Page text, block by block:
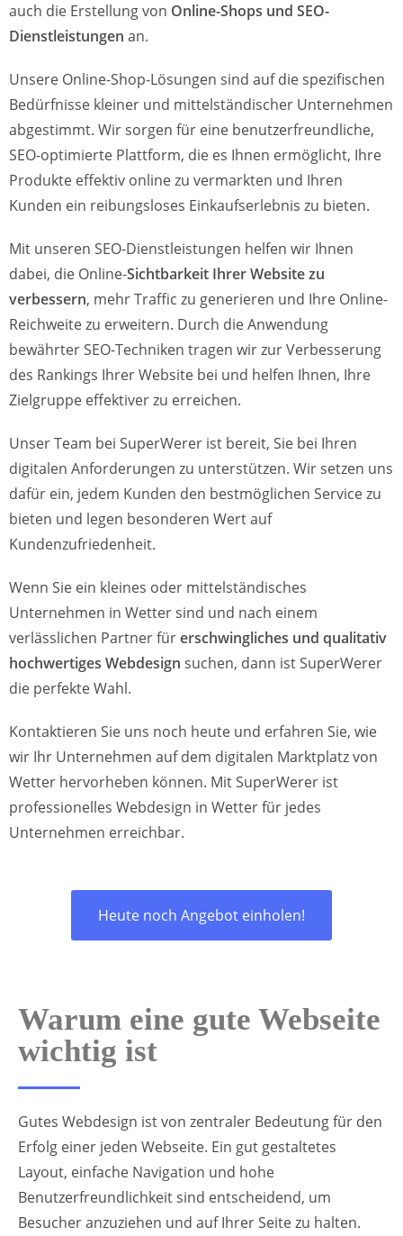
auch die Erstellung von Online-Shops und SEO-
Dienstleistungen an.
Unsere Online-Shop-Lösungen sind auf die spezifischen
Bedürfnisse kleiner und mittelständischer Unternehmen
abgestimmt. Wir sorgen für eine benutzerfreundliche,
SEO-optimierte Plattform, die es Ihnen ermöglicht, Ihre
Produkte effektiv online zu vermarkten und Ihren
Kunden ein reibungsloses Einkaufserlebnis zu bieten.
Mit unseren SEO-Dienstleistungen helfen wir Ihnen
dabei, die Online-Sichtbarkeit Ihrer Website zu
verbessern, mehr Traffic zu generieren und Ihre Online-
Reichweite zu erweitern. Durch die Anwendung
bewährter SEO-Techniken tragen wir zur Verbesserung
des Rankings Ihrer Website bei und helfen Ihnen, Ihre
Zielgruppe effektiver zu erreichen.
Unser Team bei SuperWerer ist bereit, Sie bei Ihren
digitalen Anforderungen zu unterstützen. Wir setzen uns
dafür ein, jedem Kunden den bestmöglichen Service zu
bieten und legen besonderen Wert auf
Kundenzufriedenheit.
Wenn Sie ein kleines oder mittelständisches
Unternehmen in Wetter sind und nach einem
verlässlichen Partner fürerschwingliches und qualitativ
hochwertiges Webdesign suchen, dann ist SuperWerer
die perfekte Wahl.
Kontaktieren Sie uns noch heute und erfahren Sie, wie
wir Ihr Unternehmen auf dem digitalen Marktplatz von
Wetter hervorheben können. Mit SuperWerer ist
professionelles Webdesign in Wetter für jedes
Unternehmen erreichbar.
Heute noch Angebot einholen!
Warum eine gute Webseite
wichtig ist
Gutes Webdesign ist von zentraler Bedeutung für den
Erfolg einer jeden Webseite. Ein gut gestaltetes
Layout, einfache Navigation und hohe
Benutzerfreundlichkeit sind entscheidend, um
Besucher anzuziehen und auf Ihrer Seite zu halten.